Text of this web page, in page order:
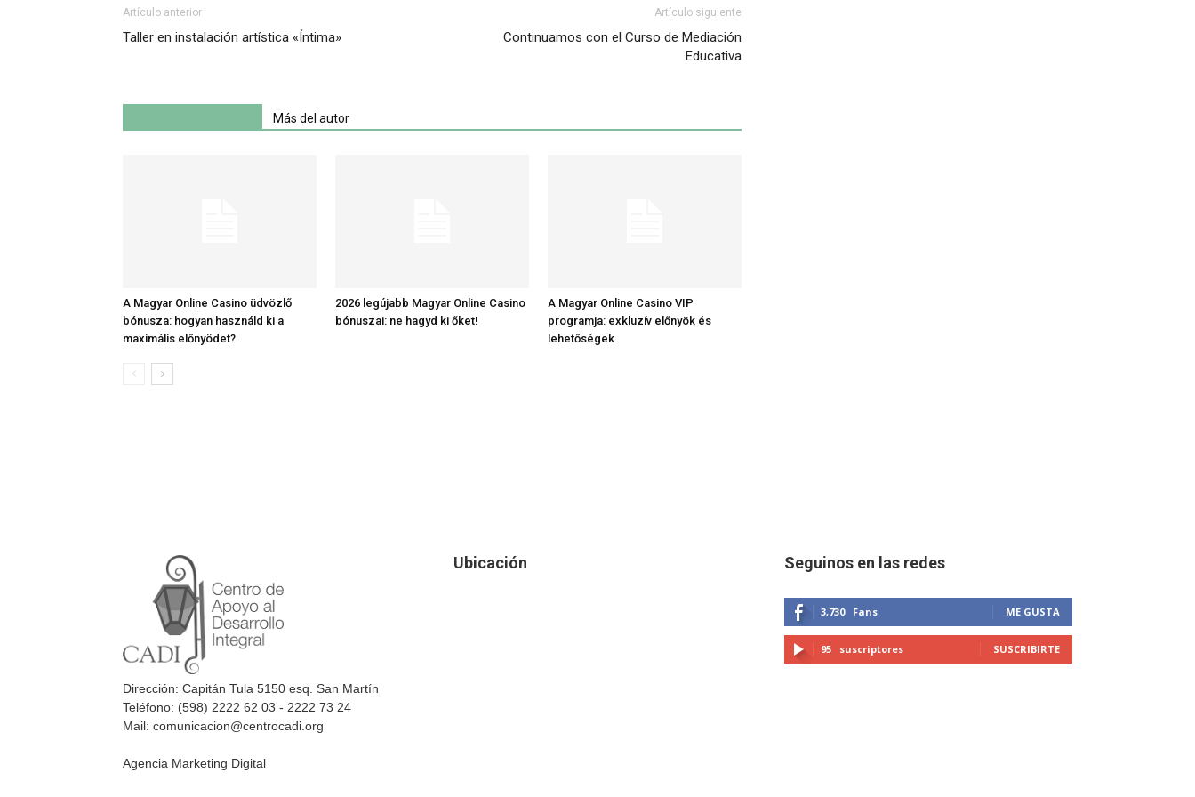
Artículo anterior
Taller en instalación artística «Íntima»
Artículo siguiente
Continuamos con el Curso de Mediación
Educativa
Más del autor
A Magyar Online Casino üdvözlő
bónusza: hogyan használd ki a
maximális előnyödet?
2026 legújabb Magyar Online Casino
bónuszai: ne hagyd ki őket!
A Magyar Online Casino VIP
programja: exkluzív előnyök és
lehetőségek
Dirección: Capitán Tula 5150 esq. San Martín
Teléfono: (598) 2222 62 03 - 2222 73 24
Mail: comunicacion@centrocadi.org
Agencia Marketing Digital
Ubicación Seguinos en las redes
3,730 Fans ME GUSTA
95 suscriptores SUSCRIBIRTE